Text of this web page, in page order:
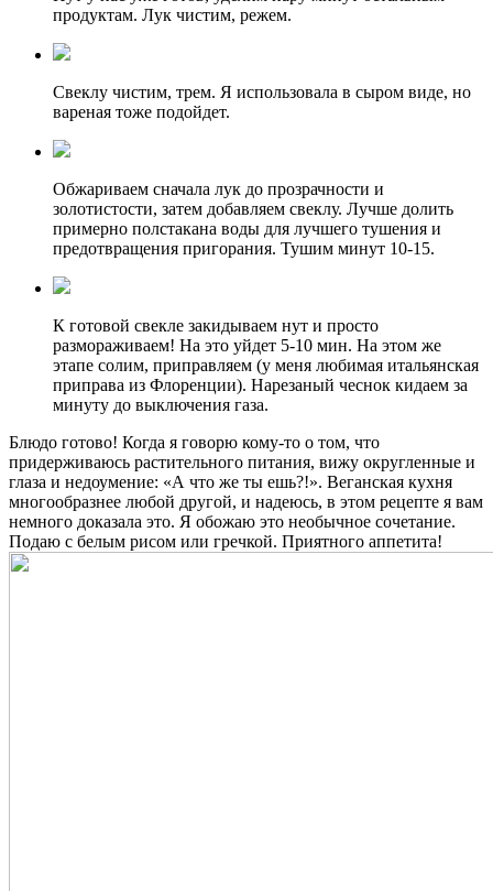
продуктам. Лук чистим, режем.
Свеклу чистим, трем. Я использовала в сыром виде, но
вареная тоже подойдет.
Обжариваем сначала лук до прозрачности и
золотистости, затем добавляем свеклу. Лучше долить
примерно полстакана воды для лучшего тушения и
предотвращения пригорания. Тушим минут 10-15.
К готовой свекле закидываем нут и просто
размораживаем! На это уйдет 5-10 мин. На этом же
этапе солим, приправляем (у меня любимая итальянская
приправа из Флоренции). Нарезаный чеснок кидаем за
минуту до выключения газа.
Блюдо готово! Когда я говорю кому-то о том, что
придерживаюсь растительного питания, вижу округленные и
глаза и недоумение: «А что же ты ешь?!». Веганская кухня
многообразнее любой другой, и надеюсь, в этом рецепте я вам
немного доказала это. Я обожаю это необычное сочетание.
Подаю с белым рисом или гречкой. Приятного аппетита!